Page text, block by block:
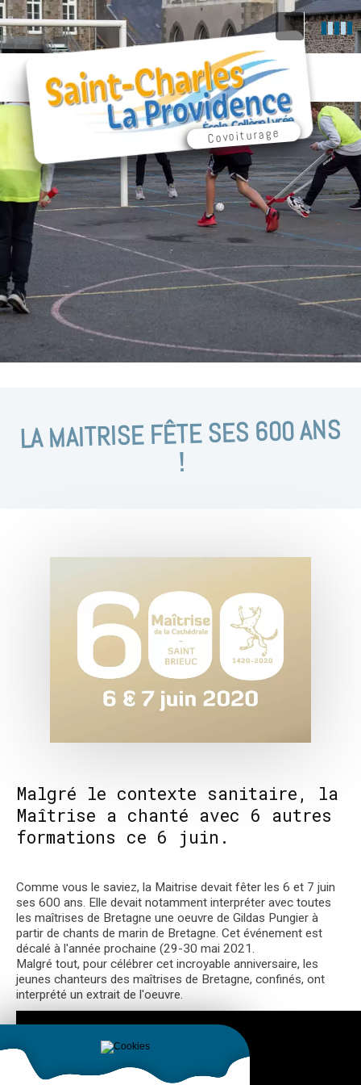
Covoiturage
LA MAITRISE FÊTE SES 600 ANS
!
Malgré le contexte sanitaire, la
Maîtrise a chanté avec 6 autres
formations ce 6 juin.
Comme vous le saviez, la Maitrise devait fêter les 6 et 7 juin
ses 600 ans. Elle devait notamment interpréter avec toutes
les maîtrises de Bretagne une oeuvre de Gildas Pungier à
partir de chants de marin de Bretagne. Cet événement est
décalé à l'année prochaine (29-30 mai 2021.
Malgré tout, pour célébrer cet incroyable anniversaire, les
jeunes chanteurs des maîtrises de Bretagne, confinés, ont
interprété un extrait de l'oeuvre.